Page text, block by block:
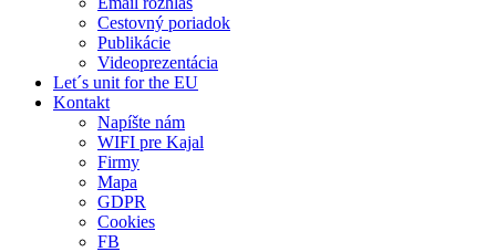
Cestovný poriadok
Publikácie
Videoprezentácia
Let´s unit for the EU
Kontakt
Napíšte nám
WIFI pre Kajal
Firmy
Mapa
GDPR
Cookies
FB